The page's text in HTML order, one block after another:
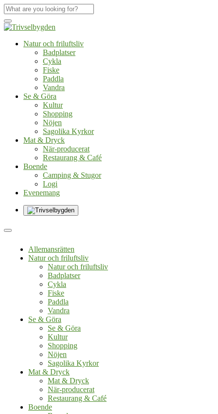
Natur och friluftsliv
Badplatser
Cykla
Fiske
Paddla
Vandra
Se & Göra
Kultur
Shopping
Nöjen
Sagolika Kyrkor
Mat & Dryck
När-producerat
Restaurang & Café
Boende
Camping & Stugor
Logi
Evenemang
Allemansrätten
Natur och friluftsliv
Natur och friluftsliv
Badplatser
Cykla
Fiske
Paddla
Vandra
Se & Göra
Se & Göra
Kultur
Shopping
Nöjen
Sagolika Kyrkor
Mat & Dryck
Mat & Dryck
När-producerat
Restaurang & Café
Boende